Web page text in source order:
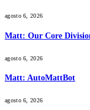
agosto 6, 2026
Matt: Our Core
agosto 6, 2026
Matt: AutoMattBot
agosto 6, 2026